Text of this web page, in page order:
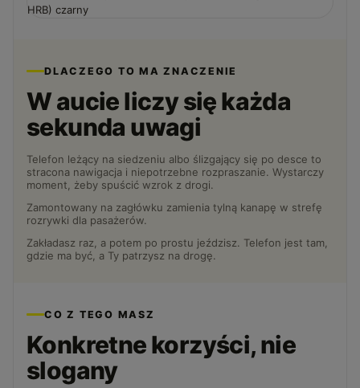
DLACZEGO TO MA ZNACZENIE
W aucie liczy się każda
sekunda uwagi
Telefon leżący na siedzeniu albo ślizgający się po desce to
stracona nawigacja i niepotrzebne rozpraszanie. Wystarczy
moment, żeby spuścić wzrok z drogi.
Zamontowany na zagłówku zamienia tylną kanapę w strefę
rozrywki dla pasażerów.
Zakładasz raz, a potem po prostu jeździsz. Telefon jest tam,
gdzie ma być, a Ty patrzysz na drogę.
CO Z TEGO MASZ
Konkretne korzyści, nie
slogany